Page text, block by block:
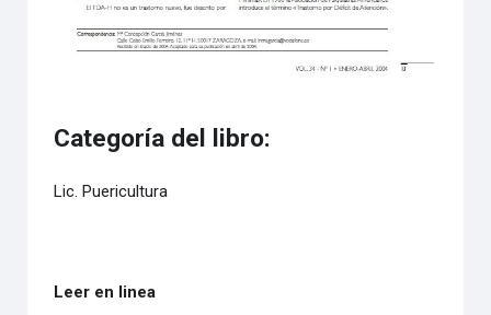
Categoría del libro:
Lic. Puericultura
Leer en linea